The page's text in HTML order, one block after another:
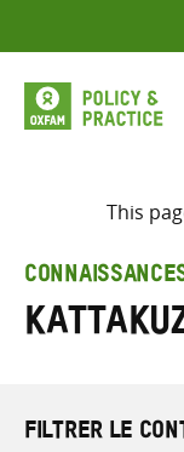
to
content
This
FILTRER LE